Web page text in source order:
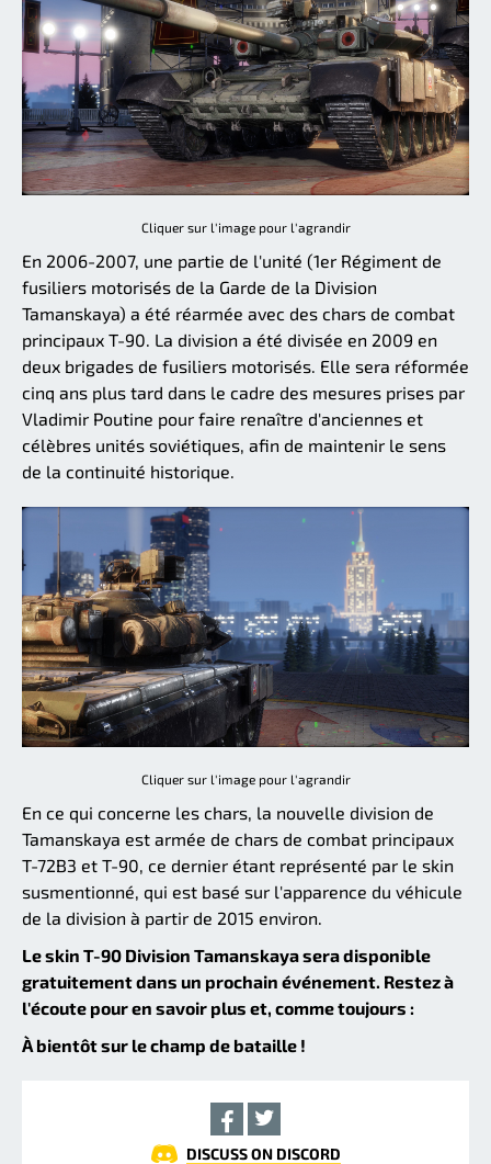
Cliquer sur l'image pour l'agrandir
En 2006-2007, une partie de l'unité (1er Régiment de
fusiliers motorisés de la Garde de la Division
Tamanskaya) a été réarmée avec des chars de combat
principaux T-90. La division a été divisée en 2009 en
deux brigades de fusiliers motorisés. Elle sera réformée
cinq ans plus tard dans le cadre des mesures prises par
Vladimir Poutine pour faire renaître d'anciennes et
célèbres unités soviétiques, afin de maintenir le sens
de la continuité historique.
Cliquer sur l'image pour l'agrandir
En ce qui concerne les chars, la nouvelle division de
Tamanskaya est armée de chars de combat principaux
T-72B3 et T-90, ce dernier étant représenté par le skin
susmentionné, qui est basé sur l'apparence du véhicule
de la division à partir de 2015 environ.
Le skin T-90 Division Tamanskaya sera disponible
gratuitement dans un prochain événement. Restez à
l'écoute pour en savoir plus et, comme toujours :
À bientôt sur le champ de bataille !
DISCUSS ON DISCORD